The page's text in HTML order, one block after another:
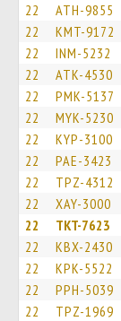
22 ATH-9855
22 KMT-9172
22 INM-5232
22 ATK-4530
22 PMK-5137
22 MYK-5230
22 KYP-3100
22 PAE-3423
22 TPZ-4312
22 XAY-3000
22 TKT-7623
22 KBX-2430
22 KPK-5522
22 PPH-5039
22 TPZ-1969